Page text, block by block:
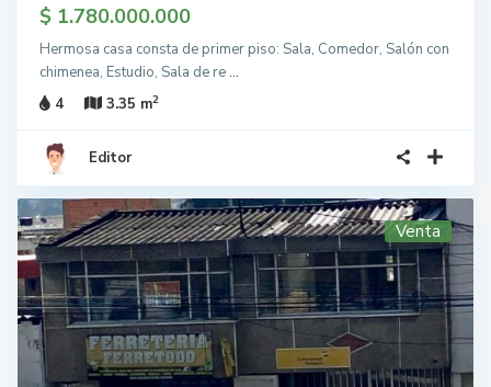
$ 1.780.000.000
Hermosa casa consta de primer piso: Sala, Comedor, Salón con
chimenea, Estudio, Sala de re...
4
3.35 m2
Editor
Venta